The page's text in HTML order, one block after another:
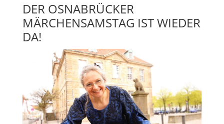
DER OSNABRÜCKER
MÄRCHENSAMSTAG IST WIEDER
DA!